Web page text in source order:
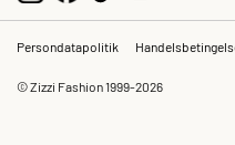
Persondatapolitik
© Zizzi Fashion 1999-2026